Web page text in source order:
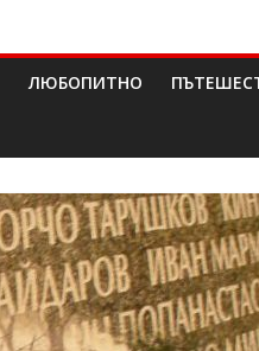
ЛЮБОПИТНО